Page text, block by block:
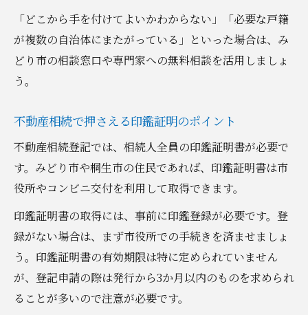
「どこから手を付けてよいかわからない」「必要な戸籍
が複数の自治体にまたがっている」といった場合は、み
どり市の相談窓口や専門家への無料相談を活用しましょ
う。
不動産相続で押さえる印鑑証明のポイント
不動産相続登記では、相続人全員の印鑑証明書が必要で
す。みどり市や桐生市の住民であれば、印鑑証明書は市
役所やコンビニ交付を利用して取得できます。
印鑑証明書の取得には、事前に印鑑登録が必要です。登
録がない場合は、まず市役所での手続きを済ませましょ
う。印鑑証明書の有効期限は特に定められていません
が、登記申請の際は発行から3か月以内のものを求められ
ることが多いので注意が必要です。